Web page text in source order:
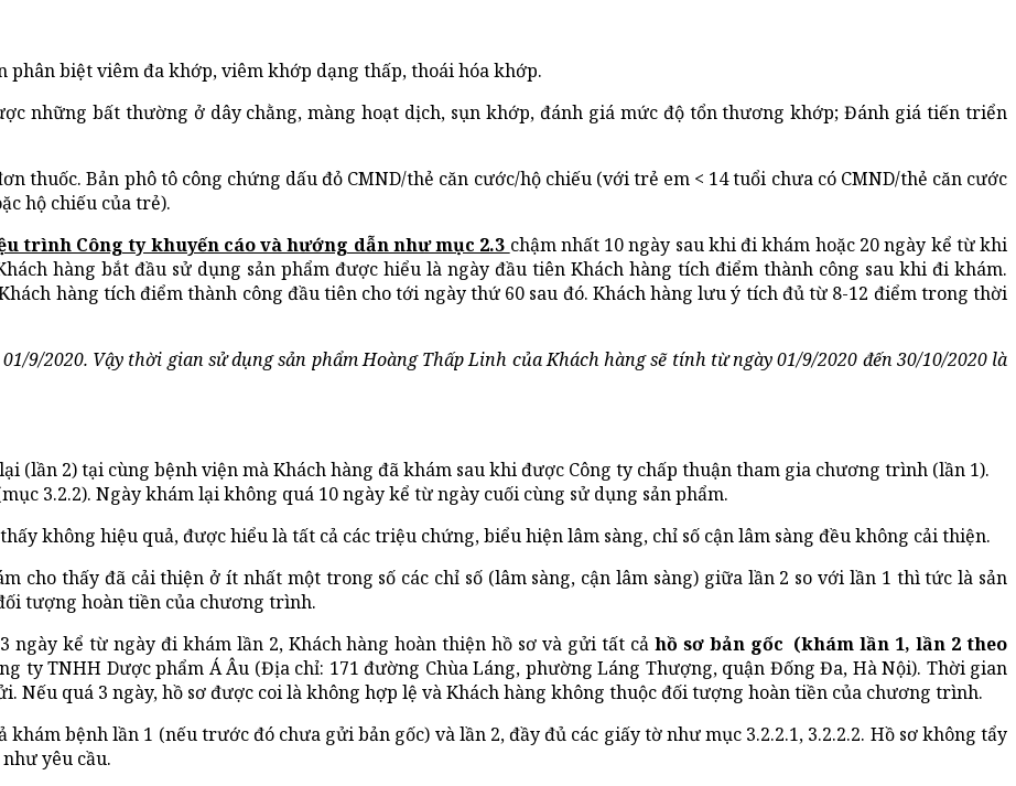
phân biệt viêm đa khớp, viêm khớp dạng thấp, thoái hóa khớp.
những bất thường ở dây chằng, màng hoạt dịch, sụn khớp, đánh giá mức độ tổn thương khớp; Đánh giá tiến triển
thuốc. Bản phô tô công chứng dấu đỏ CMND/thẻ căn cước/hộ chiếu (với trẻ em < 14 tuổi chưa có CMND/thẻ căn cước
hộ chiếu của trẻ).
trình Công ty khuyến cáo và hướng dẫn như mục 2.3 chậm nhất 10 ngày sau khi đi khám hoặc 20 ngày kể từ khi
hàng bắt đầu sử dụng sản phẩm được hiểu là ngày đầu tiên Khách hàng tích điểm thành công sau khi đi khám.
hàng tích điểm thành công đầu tiên cho tới ngày thứ 60 sau đó. Khách hàng lưu ý tích đủ từ 8-12 điểm trong thời
9/2020. Vậy thời gian sử dụng sản phẩm Hoàng Thấp Linh của Khách hàng sẽ tính từ ngày 01/9/2020 đến 30/10/2020 là
(lần 2) tại cùng bệnh viện mà Khách hàng đã khám sau khi được Công ty chấp thuận tham gia chương trình (lần 1).
3.2.2). Ngày khám lại không quá 10 ngày kể từ ngày cuối cùng sử dụng sản phẩm.
không hiệu quả, được hiểu là tất cả các triệu chứng, biểu hiện lâm sàng, chỉ số cận lâm sàng đều không cải thiện.
cho thấy đã cải thiện ở ít nhất một trong số các chỉ số (lâm sàng, cận lâm sàng) giữa lần 2 so với lần 1 thì tức là sản
tượng hoàn tiền của chương trình.
kể từ ngày đi khám lần 2, Khách hàng hoàn thiện hồ sơ và gửi tất cả hồ sơ bản gốc (khám lần 1, lần 2 theo
ty TNHH Dược phẩm Á Âu (Địa chỉ: 171 đường Chùa Láng, phường Láng Thượng, quận Đống Đa, Hà Nội). Thời gian
Nếu quá 3 ngày, hồ sơ được coi là không hợp lệ và Khách hàng không thuộc đối tượng hoàn tiền của chương trình.
bệnh lần 1 (nếu trước đó chưa gửi bản gốc) và lần 2, đầy đủ các giấy tờ như mục 3.2.2.1, 3.2.2.2. Hồ sơ không tẩy
yêu cầu.